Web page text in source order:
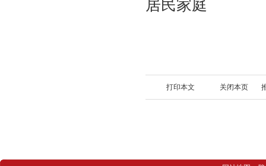
居民家庭
打印本文 关闭本页